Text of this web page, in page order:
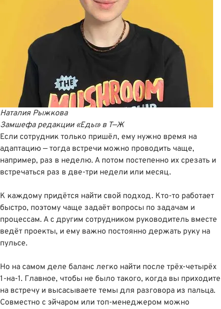
Наталия Рыжкова
Замшефа редакции «Еды»в Т—Ж
Если сотрудник только пришёл, ему нужно время на
адаптацию — тогда встречи можно проводить чаще,
например, раз в неделю. А потом постепенно их срезать и
встречаться раз в две-три недели или месяц.
К каждому придётся найти свой подход. Кто-то работает
быстро, поэтому чаще задаёт вопросы по задачам и
процессам. А с другим сотрудником руководитель вместе
ведёт проекты, и ему важно постоянно держать руку на
пульсе.
Но на самом деле баланс легко найти после трёх-четырёх
1-на-1. Главное, чтобы не было такого, когда вы приходите
на встречу и высасываете темы для разговора из пальца.
Совместно с эйчаром или топ-менеджером можно